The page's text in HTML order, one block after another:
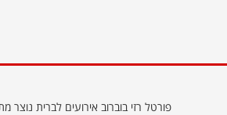
פורטל רזי בוברוב אירועים לברית